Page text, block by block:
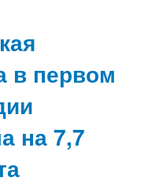
в первом
на 7,7